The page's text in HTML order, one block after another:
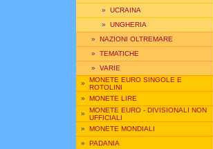
» UCRAINA
» UNGHERIA
» NAZIONI OLTREMARE
» TEMATICHE
» VARIE
» MONETE EURO SINGOLE E
ROTOLINI
» MONETE LIRE
» MONETE EURO - DIVISIONALI NON
UFFICIALI
» MONETE MONDIALI
» PADANIA